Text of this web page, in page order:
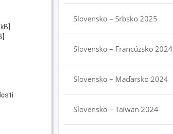
Slovensko – Srbsko 2025
Slovensko – Francúzsko 2024
Slovensko – Maďarsko 2024
Slovensko – Taiwan 2024